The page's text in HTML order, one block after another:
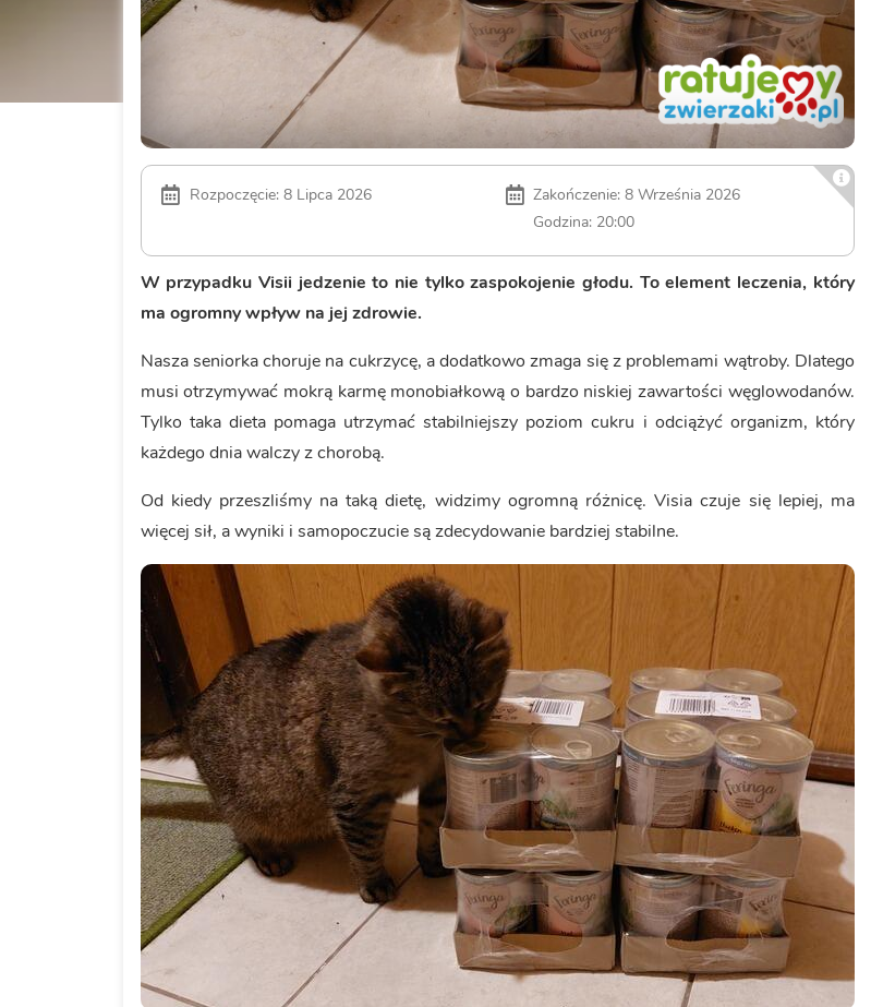
Rozpoczęcie: 8 Lipca 2026
Zakończenie: 8 Września 2026
Godzina: 20:00
W przypadku Visii jedzenie to nie tylko zaspokojenie głodu. To element leczenia, który
ma ogromny wpływ na jej zdrowie.
Nasza seniorka choruje na cukrzycę, a dodatkowo zmaga się z problemami wątroby. Dlatego
musi otrzymywać mokrą karmę monobiałkową o bardzo niskiej zawartości węglowodanów.
Tylko taka dieta pomaga utrzymać stabilniejszy poziom cukru i odciążyć organizm, który
każdego dnia walczy z chorobą.
Od kiedy przeszliśmy na taką dietę, widzimy ogromną różnicę. Visia czuje się lepiej, ma
więcej sił, a wyniki i samopoczucie są zdecydowanie bardziej stabilne.